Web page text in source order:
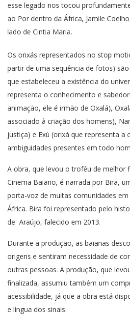
esse legado nos tocou
ao Por dentro da África, Jamile
lado de Cintia Maria.
Os orixás representados no stop
partir de uma sequência de fotos)
que estabeleceu a existência do
representa o conhecimento e
animação, ele é irmão de Oxalá),
associado à criação dos homens),
justiça) e Exú (orixá que representa a
ambiguidades presentes em todo
A obra, que levou o troféu de melhor
Cinema Baiano, é narrada por Bira,
porta-voz de muitas comunidades
África. Bira foi representado pelo
de Araújo, falecido em 2013.
Durante a produção, as baianas
origens e sentiram necessidade de
outras pessoas. A produção, que
finalizada, assumiu também um
acessibilidade, já que a obra está
e língua dos sinais.